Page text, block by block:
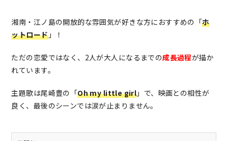
湘南・江ノ島の開放的な雰囲気が好きな方におすすめの「ホ
ットロード」！
ただの恋愛ではなく、2人が大人になるまでの成長過程が描か
れています。
主題歌は尾崎豊の「Oh my little girl 」で、映画との相性が
良く、最後のシーンでは涙が止まりません。